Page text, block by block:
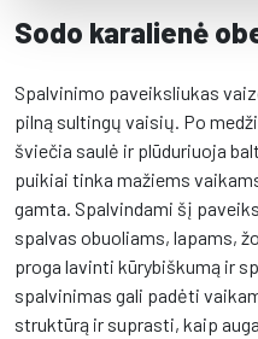
Sodo karalienė
Spalvinimo paveiksliukas
pilną sultingų vaisių. Po
šviečia saulė ir plūduriuoja
puikiai tinka mažiems
gamta. Spalvindami šį
spalvas obuoliams, lapams,
proga lavinti kūrybiškumą ir
spalvinimas gali padėti
struktūrą ir suprasti, kaip